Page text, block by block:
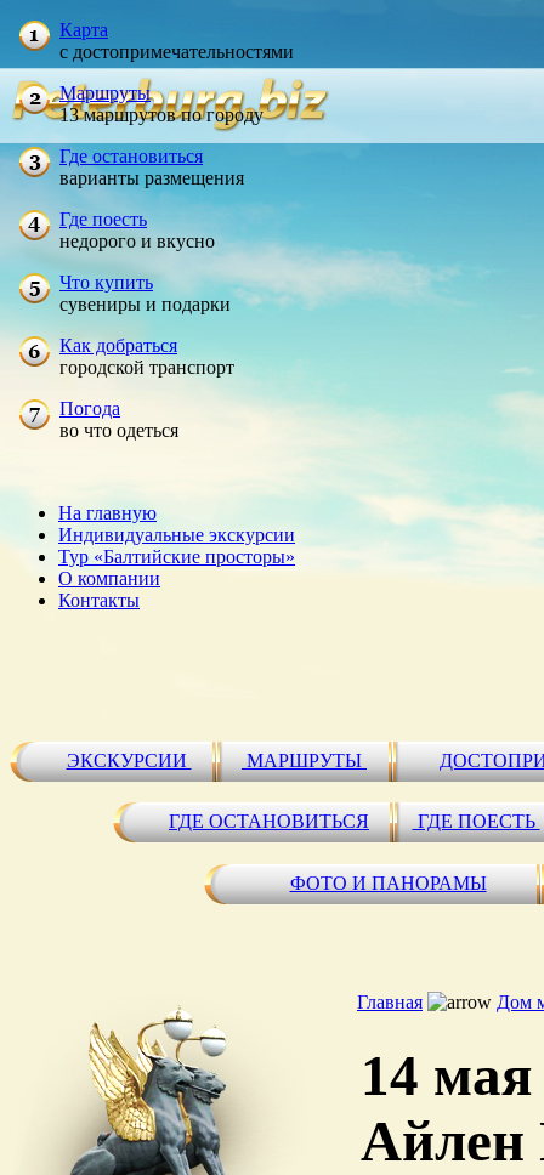
Карта
с достопримечательностями
Маршруты
13 маршрутов по городу
Где остановиться
варианты размещения
Где поесть
недорого и вкусно
Что купить
сувениры и подарки
Как добраться
городской транспорт
Погода
во что одеться
На главную
Индивидуальные экскурсии
Тур «Балтийские просторы»
О компании
Контакты
ЭКСКУРСИИ МАРШРУТЫ
ГДЕ ОСТАНОВИТЬСЯ ГДЕ ПОЕСТЬ
ФОТО И ПАНОРАМЫ
Главная Дом
14
Айлен